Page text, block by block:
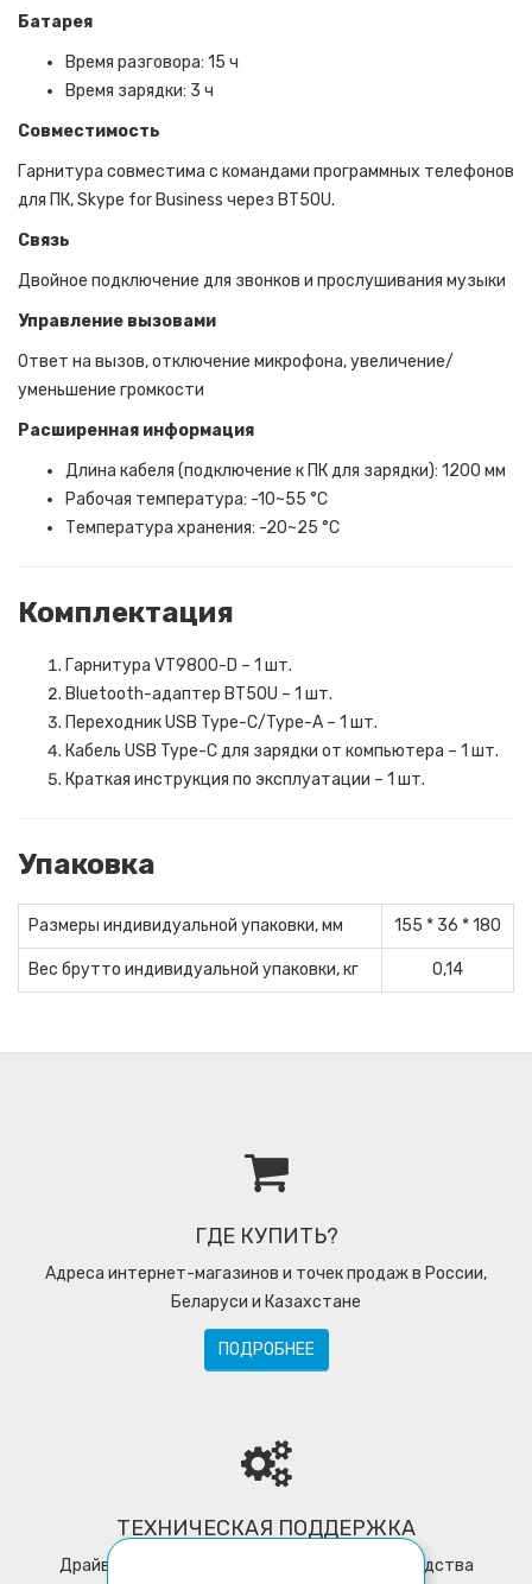
Батарея
Время разговора: 15 ч
Время зарядки: 3 ч
Совместимость
Гарнитура совместима с командами программных телефонов
для ПК, Skype for Business через BT50U.
Связь
Двойное подключение для звонков и прослушивания музыки
Управление вызовами
Ответ на вызов, отключение микрофона, увеличение/
уменьшение громкости
Расширенная информация
Длина кабеля (подключение к ПК для зарядки): 1200 мм
Рабочая температура: -10~55 °C
Температура хранения: -20~25 °C
Комплектация
Гарнитура VT9800-D – 1 шт.
Bluetooth-адаптер BT50U – 1 шт.
Переходник USB Type-C/Type-A – 1 шт.
Кабель USB Type-C для зарядки от компьютера – 1 шт.
Краткая инструкция по эксплуатации – 1 шт.
Упаковка
Размеры индивидуальной упаковки, мм 155 * 36 * 180
Вес брутто индивидуальной упаковки, кг 0,14
ГДЕ КУПИТЬ?
Адреса интернет-магазинов и точек продаж в России,
Беларуси и Казахстане
ПОДРОБНЕЕ
ТЕХНИЧЕСКАЯ ПОДДЕРЖКА
Драйверы, программное обеспечение, руководства